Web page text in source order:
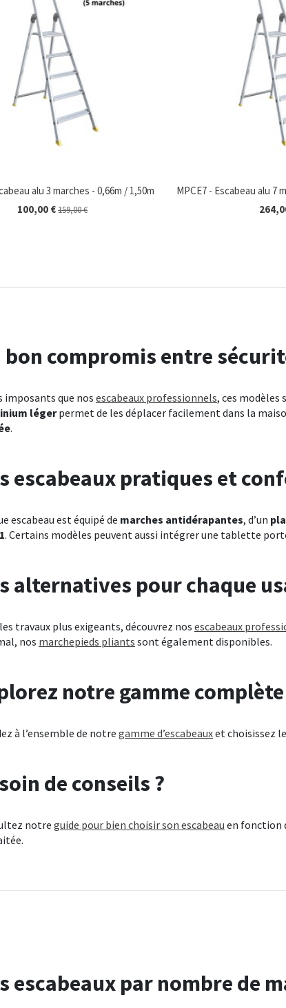
alu 3 marches - 0,66m / 1,50m
100,00 €159,00 €
MPCE7 - Escabeau alu 7
bon compromis entre
imposants que nos escabeaux professionnels, ces modèles
légerpermet de les déplacer facilement dans la
.
escabeaux pratiques et
escabeau est équipé de marches antidérapantes, d’un
. Certains modèles peuvent aussi intégrer une tablette
alternatives pour chaque
travaux plus exigeants, découvrez nos escabeaux
nos marchepieds pliants sont également disponibles.
notre gamme complète
à l’ensemble de notregamme d’escabeauxet choisissez
de conseils ?
notreguide pour bien choisir son escabeau en fonction
escabeaux par nombre de